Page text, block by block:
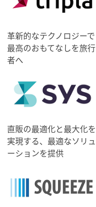
革新的なテクノロジーで
最高のおもてなしを旅行
者へ
直販の最適化と最大化を
実現する、最適なソリュ
ーションを提供